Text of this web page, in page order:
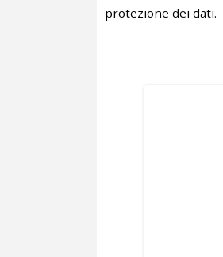
protezione dei dati.